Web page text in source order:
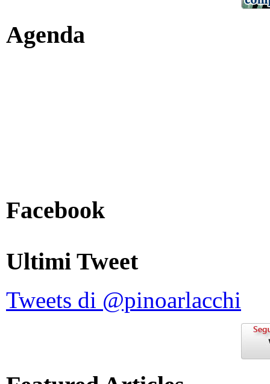
Agenda
Facebook
Ultimi Tweet
Tweets di @pinoarlacchi